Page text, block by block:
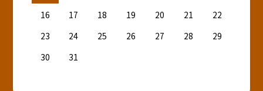
16
17 18 19 20 21
22
23
24 25 26 27 28
29
30
31